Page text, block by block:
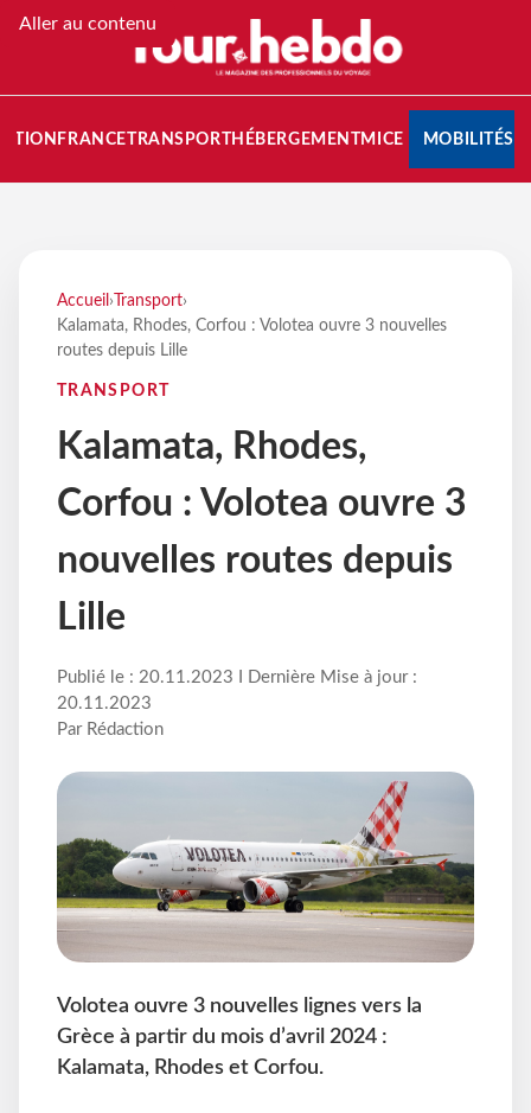
Aller au contenu
FRANCETRANSPORT HÉBERGEMENTMICE MOBILITÉS
Accueil › Transport›
Kalamata, Rhodes, Corfou : Volotea ouvre 3 nouvelles
routes depuis Lille
TRANSPORT
Kalamata, Rhodes,
Corfou : Volotea ouvre 3
nouvelles routes depuis
Lille
Publié le : 20.11.2023 I Dernière Mise à jour :
20.11.2023
Par Rédaction
Volotea ouvre 3 nouvelles lignes vers la
Grèce à partir du mois d’avril 2024 :
Kalamata, Rhodes et Corfou.